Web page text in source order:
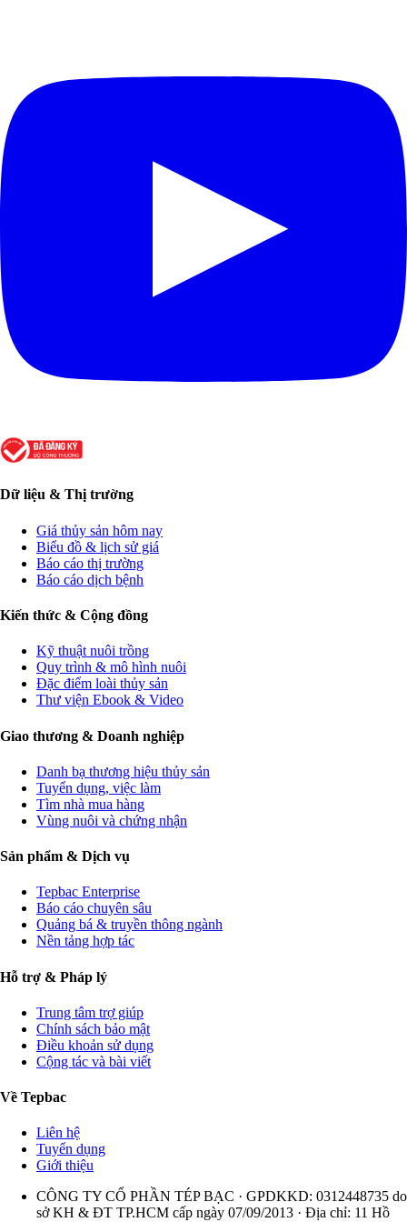
Dữ liệu & Thị trường
Giá thủy sản hôm nay
Biểu đồ & lịch sử giá
Báo cáo thị trường
Báo cáo dịch bệnh
Kiến thức & Cộng đồng
Kỹ thuật nuôi trồng
Quy trình & mô hình nuôi
Đặc điểm loài thủy sản
Thư viện Ebook & Video
Giao thương & Doanh nghiệp
Danh bạ thương hiệu thủy sản
Tuyển dụng, việc làm
Tìm nhà mua hàng
Vùng nuôi và chứng nhận
Sản phẩm & Dịch vụ
Tepbac Enterprise
Báo cáo chuyên sâu
Quảng bá & truyền thông ngành
Nền tảng hợp tác
Hỗ trợ & Pháp lý
Trung tâm trợ giúp
Chính sách bảo mật
Điều khoản sử dụng
Cộng tác và bài viết
Về Tepbac
Liên hệ
Tuyển dụng
Giới thiệu
CÔNG TY CỔ PHẦN TÉP BẠC · GPDKKD: 0312448735 do
sở KH & ĐT TP.HCM cấp ngày 07/09/2013 · Địa chỉ: 11 Hồ